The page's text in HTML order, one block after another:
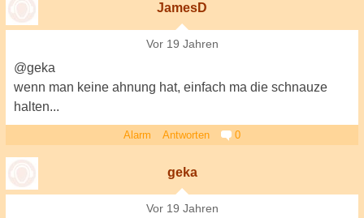
JamesD
Vor 19 Jahren
@geka
wenn man keine ahnung hat, einfach ma die schnauze
halten...
Alarm Antworten 0
geka
Vor 19 Jahren